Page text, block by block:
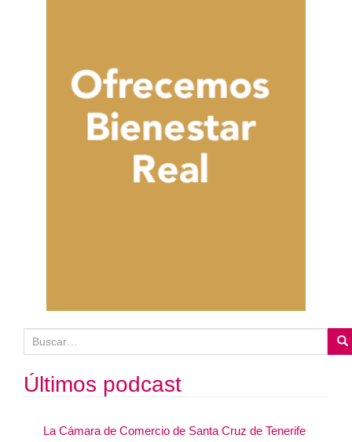
u
s
c
Últimos podcast
La Cámara de Comercio de Santa Cruz de Tenerife